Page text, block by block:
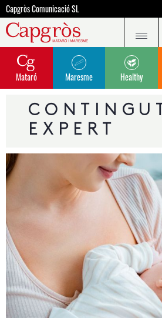
Capgròs Comunicació SL
Mataró Maresme Healthy
CONTINGUT
EXPERT